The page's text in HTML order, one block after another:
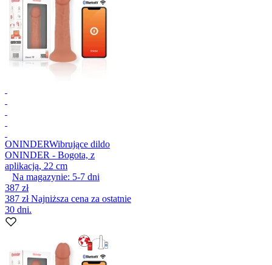
ONINDERWibrujące dildo
ONINDER - Bogota, z
aplikacją, 22 cm
Na magazynie: 5-7 dni
387 zł
387 złNajniższa cena za ostatnie
30 dni.